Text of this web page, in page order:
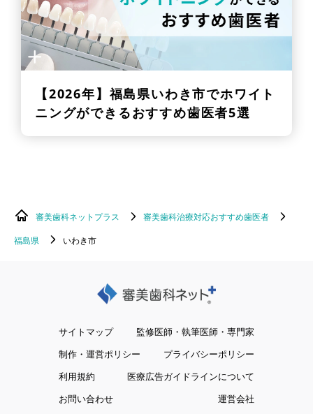
【2026年】 福島県いわき市でホワイト
ニングができるおすすめ歯医者5選
審美歯科ネットプラス
審美歯科治療対応おすすめ歯医者
福島県
いわき市
サイトマップ
監修医師・執筆医師・専門家
制作・運営ポリシー
プライバシーポリシー
利用規約
医療広告ガイドラインについて
お問い合わせ
運営会社